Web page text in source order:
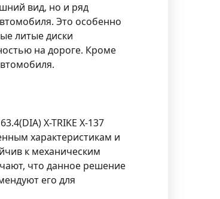
вид, но и ряд
Это особенно
литые диски
на дороге. Кроме
X-TRIKE X-137
характеристикам и
к механическим
что данное решение
его для